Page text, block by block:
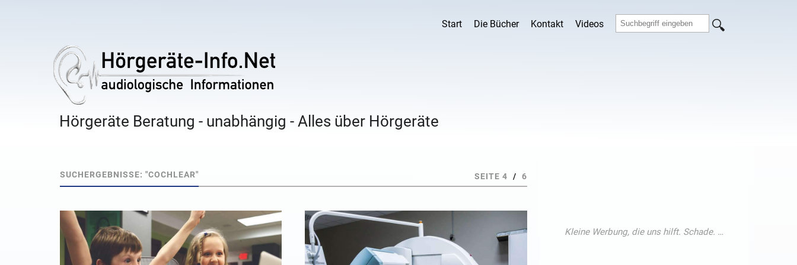
Start Die Bücher Kontakt Videos
Hörgeräte Beratung - unabhängig - Alles über Hörgeräte
SUCHERGEBNISSE: "COCHLEAR" SEITE 4 / 6